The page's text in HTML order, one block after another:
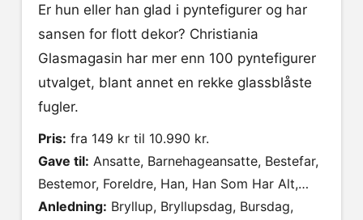
Er hun eller han glad i pyntefigurer og har
sansen for flott dekor? Christiania
Glasmagasin har mer enn 100 pyntefigurer
utvalget, blant annet en rekke glassblåste
fugler.
Pris: fra 149 kr til 10.990 kr.
Gave til: Ansatte, Barnehageansatte, Bestefar,
Bestemor, Foreldre, Han, Han Som Har Alt,
Henne, Hun Som Har Alt, Hytta, Kjæresten
Anledning: Bryllup, Bryllupsdag, Bursdag,